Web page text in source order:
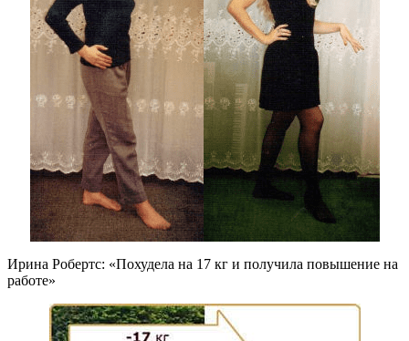
Ирина Робертс: «Похудела на 17 кг и получила повышение на
работе»